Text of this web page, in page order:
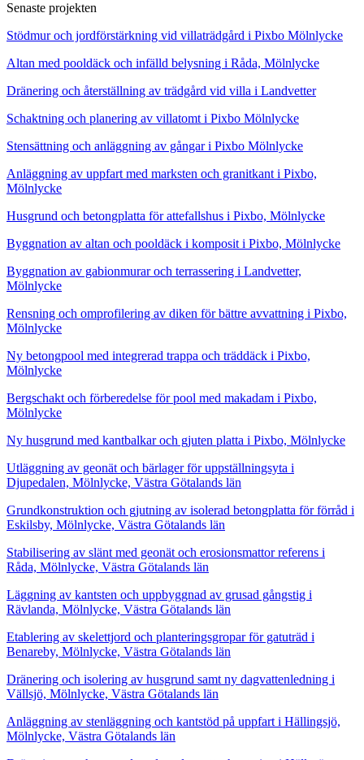
Senaste projekten
Stödmur och jordförstärkning vid villaträdgård i Pixbo Mölnlycke
Altan med pooldäck och infälld belysning i Råda, Mölnlycke
Dränering och återställning av trädgård vid villa i Landvetter
Schaktning och planering av villatomt i Pixbo Mölnlycke
Stensättning och anläggning av gångar i Pixbo Mölnlycke
Anläggning av uppfart med marksten och granitkant i Pixbo,
Mölnlycke
Husgrund och betongplatta för attefallshus i Pixbo, Mölnlycke
Byggnation av altan och pooldäck i komposit i Pixbo, Mölnlycke
Byggnation av gabionmurar och terrassering i Landvetter,
Mölnlycke
Rensning och omprofilering av diken för bättre avvattning i Pixbo,
Mölnlycke
Ny betongpool med integrerad trappa och träddäck i Pixbo,
Mölnlycke
Bergschakt och förberedelse för pool med makadam i Pixbo,
Mölnlycke
Ny husgrund med kantbalkar och gjuten platta i Pixbo, Mölnlycke
Utläggning av geonät och bärlager för uppställningsyta i
Djupedalen, Mölnlycke, Västra Götalands län
Grundkonstruktion och gjutning av isolerad betongplatta för förråd i
Eskilsby, Mölnlycke, Västra Götalands län
Stabilisering av slänt med geonät och erosionsmattor referens i
Råda, Mölnlycke, Västra Götalands län
Läggning av kantsten och uppbyggnad av grusad gångstig i
Rävlanda, Mölnlycke, Västra Götalands län
Etablering av skelettjord och planteringsgropar för gatuträd i
Benareby, Mölnlycke, Västra Götalands län
Dränering och isolering av husgrund samt ny dagvattenledning i
Vällsjö, Mölnlycke, Västra Götalands län
Anläggning av stenläggning och kantstöd på uppfart i Hällingsjö,
Mölnlycke, Västra Götalands län